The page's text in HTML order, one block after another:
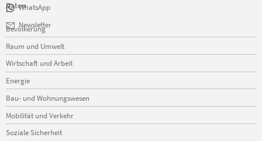
WhatsApp
Newsletter
Daten
Navigation
überspringen
Bevölkerung
Raum und Umwelt
Wirtschaft und Arbeit
Energie
Bau- und Wohnungswesen
Mobilität und Verkehr
Soziale Sicherheit